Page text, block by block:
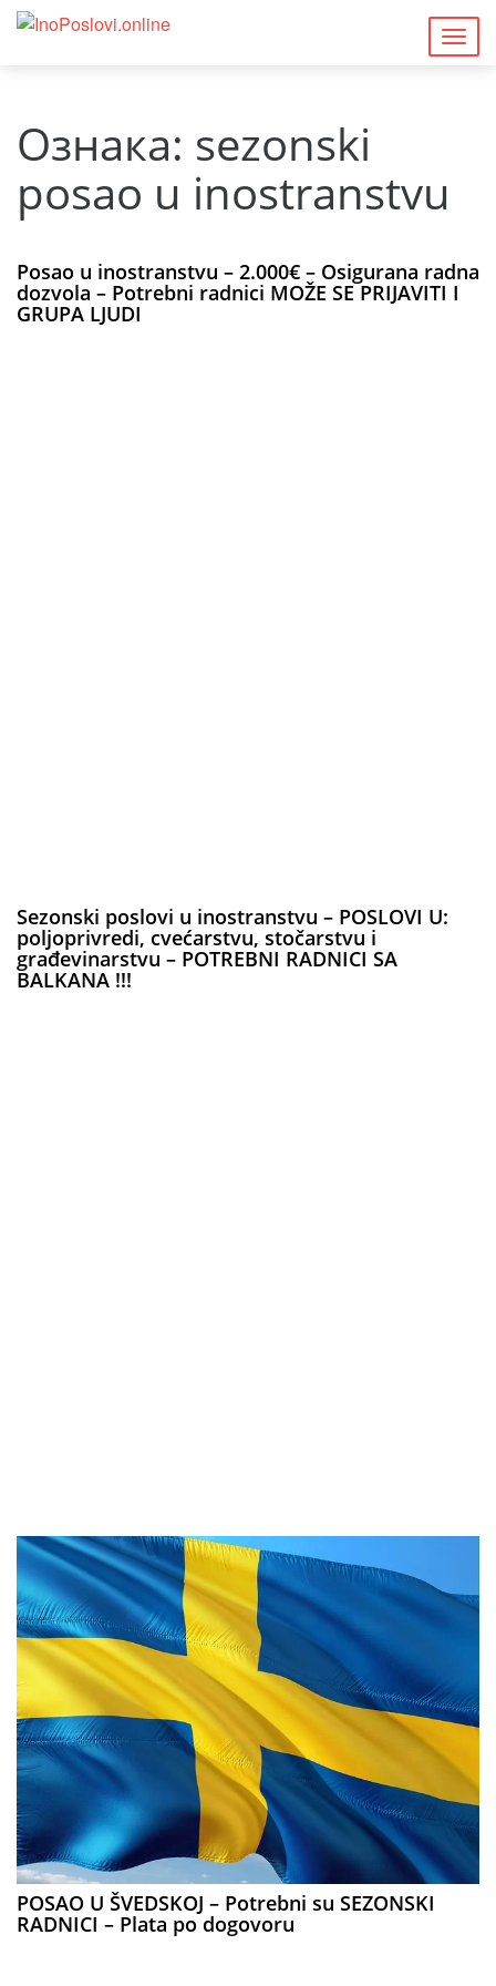
Ознака: sezonski
posao u inostranstvu
Posao u inostranstvu – 2.000€ – Osigurana radna
dozvola – Potrebni radnici MOŽE SE PRIJAVITI I
GRUPA LJUDI
Sezonski poslovi u inostranstvu – POSLOVI U:
poljoprivredi, cvećarstvu, stočarstvu i
građevinarstvu – POTREBNI RADNICI SA
BALKANA !!!
POSAO U ŠVEDSKOJ – Potrebni su SEZONSKI
RADNICI – Plata po dogovoru